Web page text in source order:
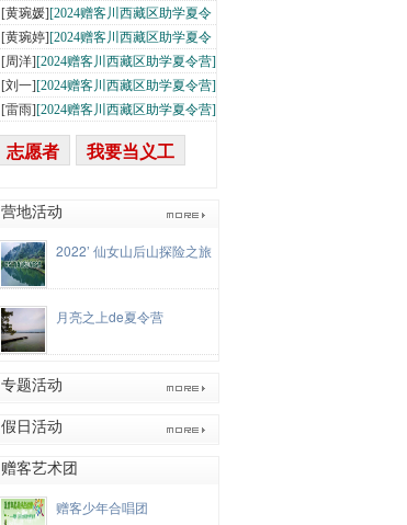
营] 07-16
[黄琬婷][2024赠客川西藏区助学夏令
营] 07-16
[周洋][2024赠客川西藏区助学夏令营]
07-16
[刘一][2024赠客川西藏区助学夏令营]
07-16
[雷雨][2024赠客川西藏区助学夏令营]
07-16
[罗若瑷][2024赠客川西藏区助学夏令
02-02
[薛翔之][赠客网网络编辑社会实践活
动] 02-02
[陈乙欧][赠客网网络编辑社会实践活
动] 02-02
[代嘉庆]
[赠客网网络编辑社会实践活
动] 02-02
[陶一铭]
动]
[李昕瞳]
[赠客网网络编辑社会实践活
动] 01-18
[周洋][赠客网网络编辑社会实践活动]
营] 07-16
[王蔺之] [2024赠客川西藏区助学夏令
营] 07-16
[简子钧][2024赠客川西藏区助学夏令
营] 07-16
[黄琬媛][2024赠客川西藏区助学夏令
营] 07-16
[周洋][2024赠客川西藏区助学夏令营]
志愿者 我要当义工
营地活动
2022’ 仙女山后山探险之旅
月亮之上de夏令营
专题活动
假日活动
赠客艺术团
赠客少年合唱团